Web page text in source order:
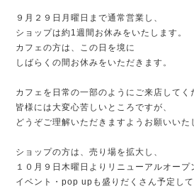
９月２９日月曜日まで通常営業し、
ショップは約1週間お休みをいたします。
カフェの方は、この日を境に
しばらくの間お休みをいただきます。
カフェを日常の一部のようにご来店してく
皆様には大変心苦しいところですが、
どうぞご理解いただきますようお願いいた
ショップの方は、売り場を拡大し、
１０月９日木曜日よりリニューアルオープ
イベント・pop upも盛りだくさん予定して